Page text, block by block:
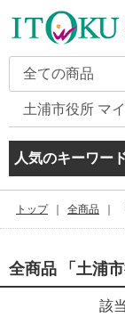
人気のキーワー
トップ 全商品
全商品 「土浦
該